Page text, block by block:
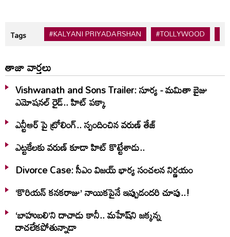
Tags #KALYANI PRIYADARSHAN #TOLLYWOOD
తాజా వార్తలు
Vishwanath and Sons Trailer: సూర్య - మమితా బైజు
ఎమోషనల్ రైడ్.. హిట్ పక్కా
ఎన్టీఆర్ పై ట్రోలింగ్.. స్పందించిన వరుణ్ తేజ్
ఎట్టకేలకు వరుణ్ కూడా హిట్ కొట్టేశాడు..
Divorce Case: సీఎం విజయ్ భార్య సంచలన నిర్ణయం
‘కొరియన్ కనకరాజు’ నాయికపైనే ఇప్పుడందరి చూపు..!
‘బాహుబలి’ని దాచాడు కానీ.. మహేష్‌ని జక్కన్న
దాచలేకపోతున్నాడా